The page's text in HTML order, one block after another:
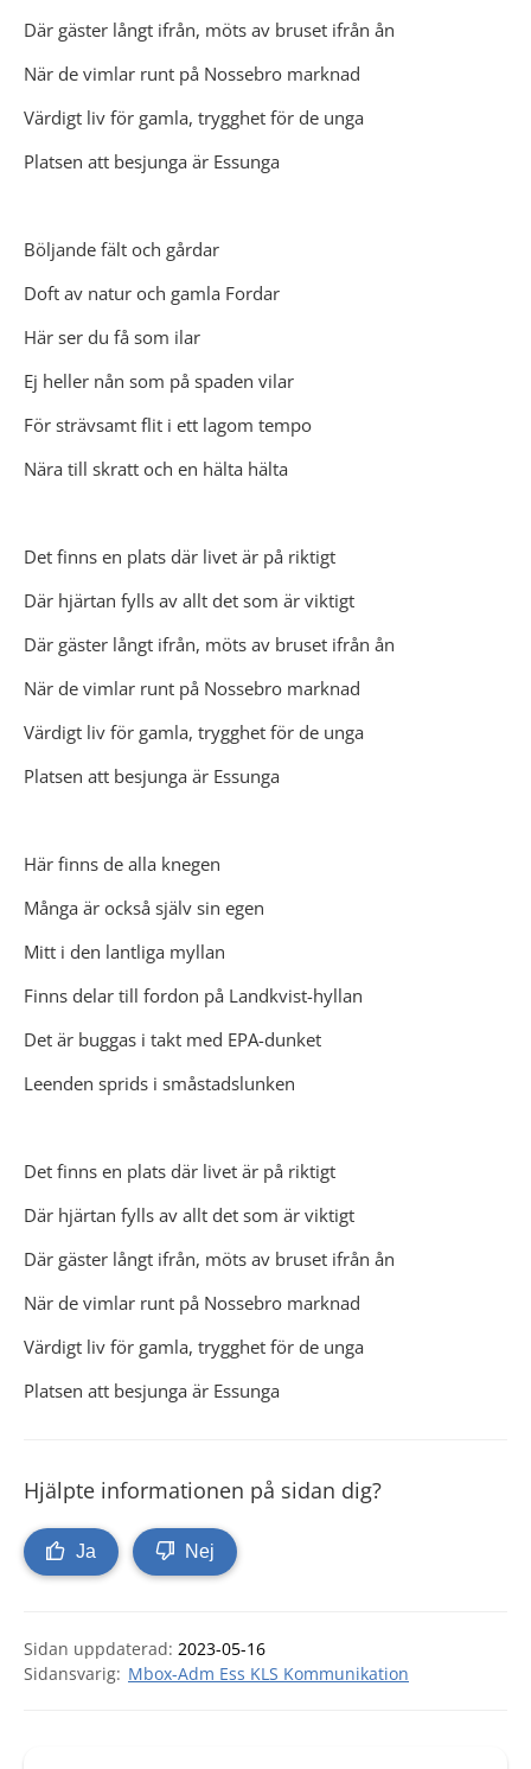
Där gäster långt ifrån, möts av bruset ifrån ån
När de vimlar runt på Nossebro marknad
Värdigt liv för gamla, trygghet för de unga
Platsen att besjunga är Essunga
Böljande fält och gårdar
Doft av natur och gamla Fordar
Här ser du få som ilar
Ej heller nån som på spaden vilar
För strävsamt flit i ett lagom tempo
Nära till skratt och en hälta hälta
Det finns en plats där livet är på riktigt
Där hjärtan fylls av allt det som är viktigt
Där gäster långt ifrån, möts av bruset ifrån ån
När de vimlar runt på Nossebro marknad
Värdigt liv för gamla, trygghet för de unga
Platsen att besjunga är Essunga
Här finns de alla knegen
Många är också själv sin egen
Mitt i den lantliga myllan
Finns delar till fordon på Landkvist-hyllan
Det är buggas i takt med EPA-dunket
Leenden sprids i småstadslunken
Det finns en plats där livet är på riktigt
Där hjärtan fylls av allt det som är viktigt
Där gäster långt ifrån, möts av bruset ifrån ån
När de vimlar runt på Nossebro marknad
Värdigt liv för gamla, trygghet för de unga
Platsen att besjunga är Essunga
Hjälpte informationen på sidan dig?
Ja Nej
Sidan uppdaterad: 2023-05-16
Mbox-Adm Ess KLS Kommunikation